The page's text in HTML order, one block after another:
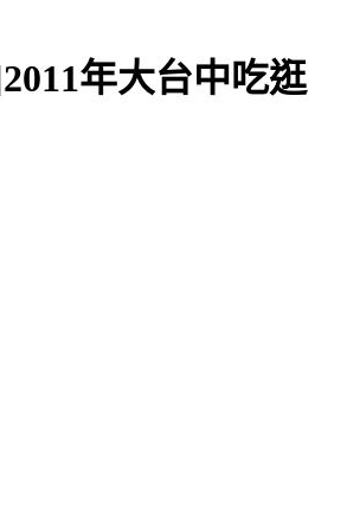
年大台中吃逛